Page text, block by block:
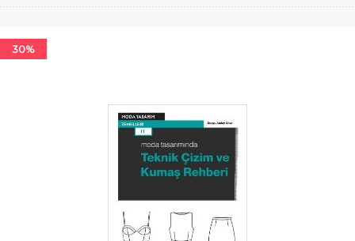
30%